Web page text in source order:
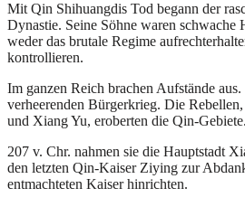
Mit Qin Shihuangdis Tod begann der
Dynastie. Seine Söhne waren schwache
weder das brutale Regime
kontrollieren.
Im ganzen Reich brachen Aufstände
verheerenden Bürgerkrieg. Die
und Xiang Yu, eroberten die Qin-Gebiete.
207 v. Chr. nahmen sie die Hauptstadt
den letzten Qin-Kaiser Ziying zur
entmachteten Kaiser hinrichten.